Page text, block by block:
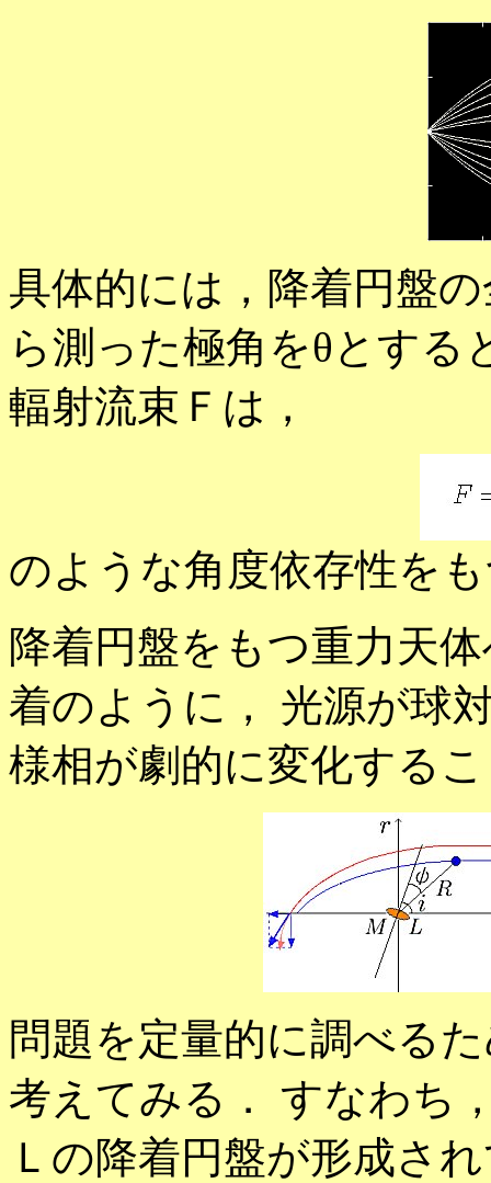
具体的には，降着円盤
ら測った極角をθとする
輻射流束Ｆは，
のような角度依存性を
降着円盤をもつ重力天
着のように， 光源が球
様相が劇的に変化する
問題を定量的に調べる
考えてみる． すなわち
Ｌの降着円盤が形成さ